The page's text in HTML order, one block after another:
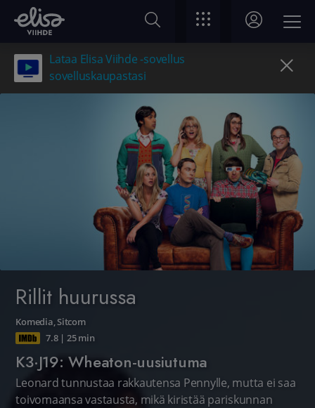
Lataa Elisa Viihde -sovellus
sovelluskaupastasi
Rillit huurussa
Komedia,Sitcom
7.8| 25 min
K3·J19: Wheaton-uusiutuma
Leonard tunnustaa rakkautensa Pennylle, mutta ei saa
toivomaansa vastausta, mikä kiristää pariskunnan